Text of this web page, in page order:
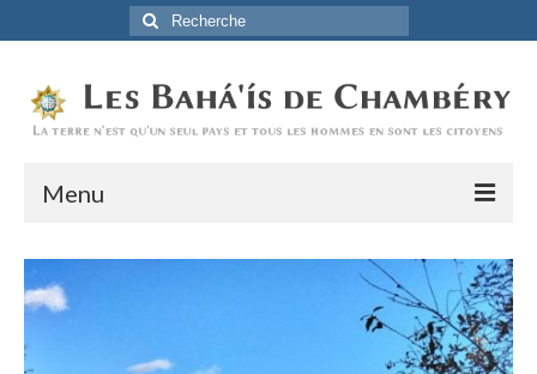
Rechercher
:
Menu
Accueil
La Foi Baha’ie